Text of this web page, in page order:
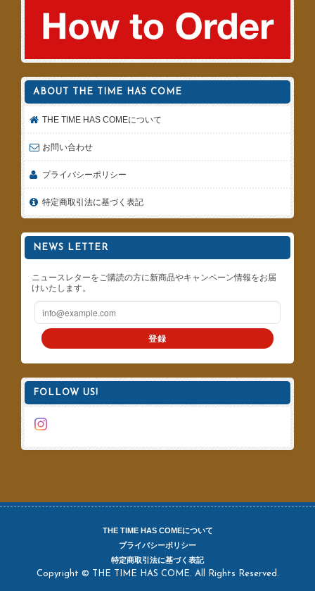
ABOUT THE TIME HAS COME
THE TIME HAS COMEについて
お問い合わせ
プライバシーポリシー
特定商取引法に基づく表記
NEWS LETTER
ニュースレターをご購読の方に新商品やキャンペーン情報をお届
けいたします。
登録
FOLLOW US!
THE TIME HAS COMEについて
プライバシーポリシー
特定商取引法に基づく表記
Copyright © THE TIME HAS COME. All Rights Reserved.